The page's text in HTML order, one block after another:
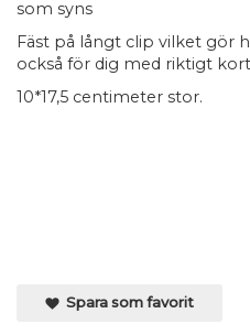
som syns
Fäst på långt clip vilket gör
också för dig med riktigt
10*17,5 centimeter stor.
Spara som favorit